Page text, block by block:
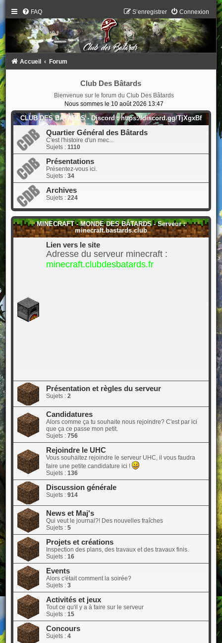
FAQ Connexion
S’enregistrer
Accueil Forum
Club Des Bâtards
Bienvenue sur le forum du Club Des Bâtards
Nous sommes le 10 août 2026 13:47
CLUB DES BÂTARDS - Discord : https://discord.gg/TjXgxBf
Quartier Général des Bâtards
C'est l'histoire d'un mec...
Sujets : 1110
Présentations
Présentez-vous ici.
Sujets : 34
Archives
Sujets : 224
MINECRAFT - MONDE DES BÂTARDS - Serveur :
minecraft.bastards.club
Lien vers le site
Adresse du serveur minecraft :
minecraft.clubdesbatards.fr
Présentation et règles du serveur
Sujets : 2
Candidatures
Alors comme ça tu souhaite nous rejoindre? C'est par ici
que ça ce passe mon petit.
Sujets : 756
Rejoindre le UHC
Vous souhaitez rejoindre le serveur UHC, il vous faudra
faire une petite candidature ici !
Sujets : 136
Discussion générale
Sujets : 914
News et Maj's
Qui veut le journal?! Des nouvelles fraîches
Sujets : 5
Projets et créations
Inspection des plans, des travaux et des travaux finis.
Sujets : 16
Events
Alors c'était comment la soirée?
Sujets : 3
Activités et jeux
Tout ce qu'il y a à faire sur le serveur
Sujets : 15
Concours
Sujets : 4